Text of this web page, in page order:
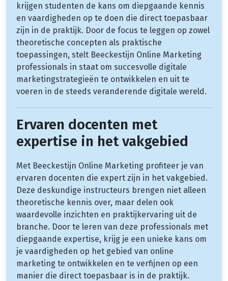
krijgen studenten de kans om diepgaande kennis
en vaardigheden op te doen die direct toepasbaar
zijn in de praktijk. Door de focus te leggen op zowel
theoretische concepten als praktische
toepassingen, stelt Beeckestijn Online Marketing
professionals in staat om succesvolle digitale
marketingstrategieën te ontwikkelen en uit te
voeren in de steeds veranderende digitale wereld.
Ervaren docenten met
expertise in het vakgebied
Met Beeckestijn Online Marketing profiteer je van
ervaren docenten die expert zijn in het vakgebied.
Deze deskundige instructeurs brengen niet alleen
theoretische kennis over, maar delen ook
waardevolle inzichten en praktijkervaring uit de
branche. Door te leren van deze professionals met
diepgaande expertise, krijg je een unieke kans om
je vaardigheden op het gebied van online
marketing te ontwikkelen en te verfijnen op een
manier die direct toepasbaar is in de praktijk.